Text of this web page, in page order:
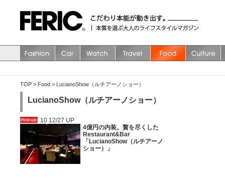
TOP > Food > LucianoShow（ルチアーノショー）
LucianoShow（ルチアーノショー）
10 12/27 UP
4億円の内装。贅を尽くした
Restaurant&Bar
「LucianoShow（ルチアーノ
ショー）」